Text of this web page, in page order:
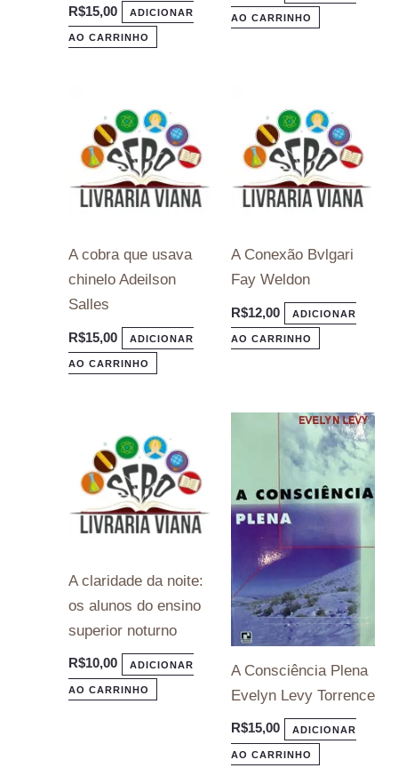
R$15,00 ADICIONAR
AO CARRINHO
AO CARRINHO
A cobra que usava
chinelo Adeilson
Salles
R$15,00 ADICIONAR
AO CARRINHO
A Conexão Bvlgari
Fay Weldon
R$12,00 ADICIONAR
AO CARRINHO
A claridade da noite:
os alunos do ensino
superior noturno
R$10,00 ADICIONAR
AO CARRINHO
A Consciência Plena
Evelyn Levy Torrence
R$15,00 ADICIONAR
AO CARRINHO